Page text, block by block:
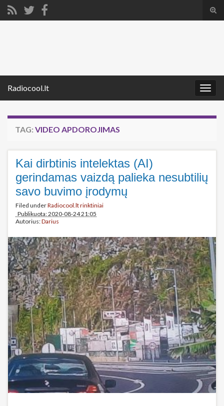
Radiocool.lt
TAG: VIDEO APDOROJIMAS
Kai dirbtinis intelektas (AI)
gerindamas vaizdą palieka nesubtilių
savo buvimo įrodymų
Filed underRadiocool.lt rinktiniai
Publikuota: 2020-08-24 21:05
Autorius:Darius